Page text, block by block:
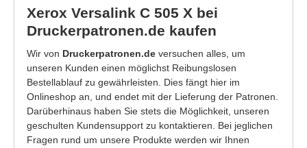
Xerox Versalink C 505 X bei
Druckerpatronen.de kaufen
Wir von Druckerpatronen.de versuchen alles, um
unseren Kunden einen möglichst Reibungslosen
Bestellablauf zu gewährleisten. Dies fängt hier im
Onlineshop an, und endet mit der Lieferung der Patronen.
Darüberhinaus haben Sie stets die Möglichkeit, unseren
geschulten Kundensupport zu kontaktieren. Bei jeglichen
Fragen rund um unsere Produkte werden wir Ihnen